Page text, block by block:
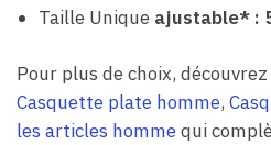
Taille Unique ajustable* :
Pour plus de choix,
Casquette plate homme,
les articles hommequi